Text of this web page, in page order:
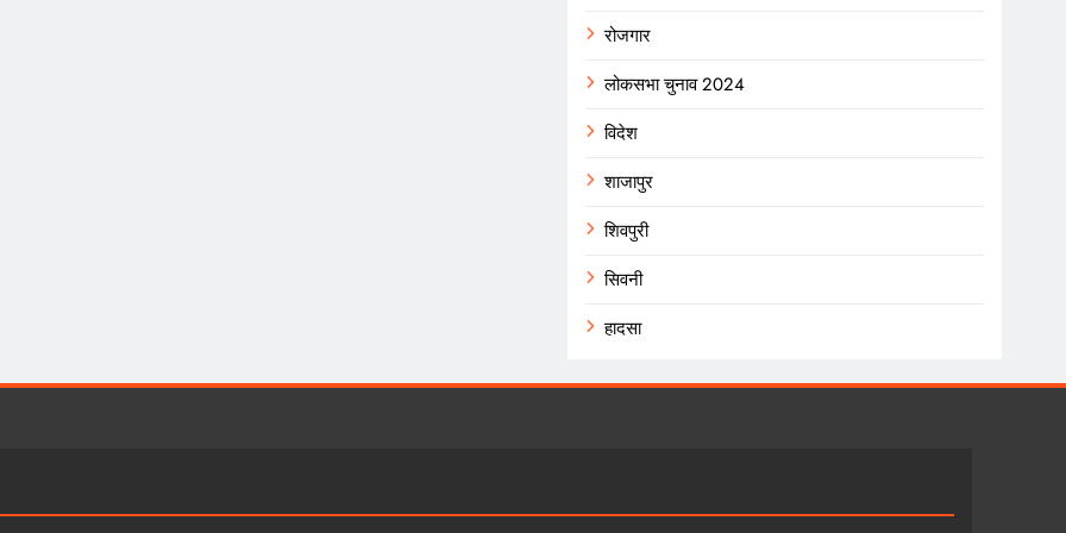
रोजगार
लोकसभा चुनाव 2024
विदेश
शाजापुर
शिवपुरी
सिवनी
हादसा